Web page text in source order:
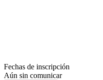
Fechas de inscripción
Aún sin comunicar